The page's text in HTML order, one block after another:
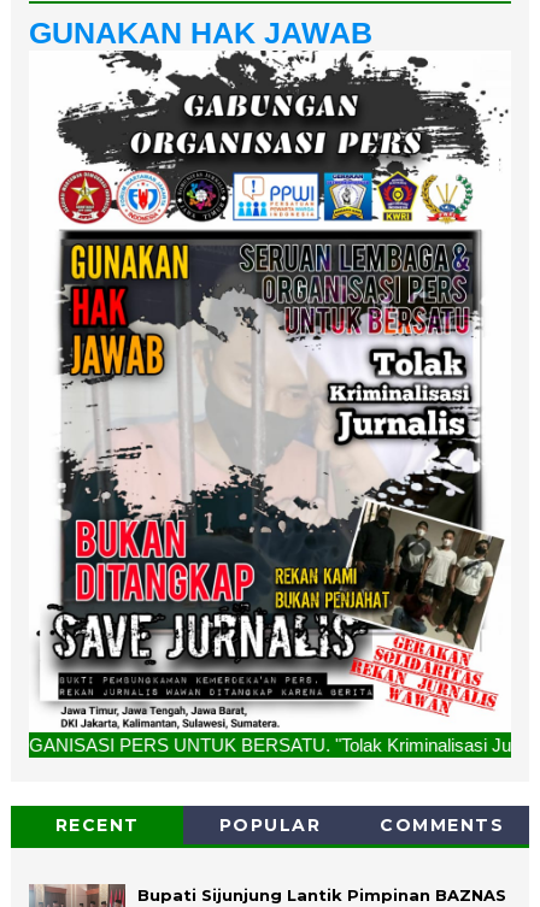
GUNAKAN HAK JAWAB
UNTUK BERSATU. "Tolak Kriminalisasi Jurnalis, Rekan
RECENT POPULAR COMMENTS
Bupati Sijunjung Lantik Pimpinan BAZNAS